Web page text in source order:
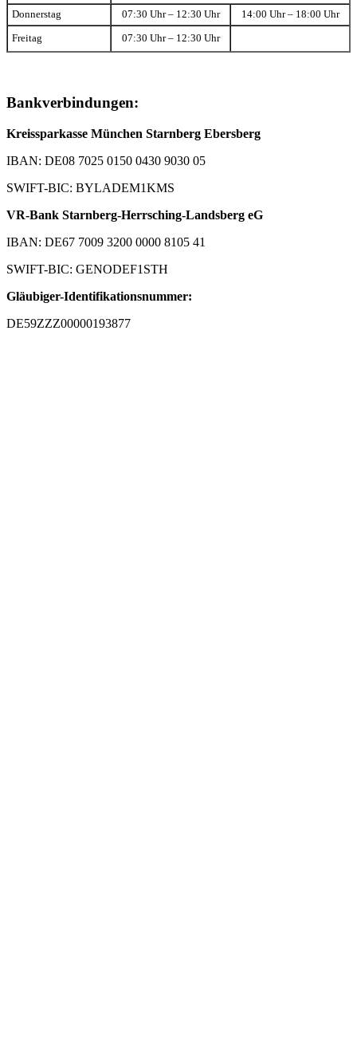
Donnerstag 07:30 Uhr – 12:30 Uhr 14:00 Uhr – 18:00 Uhr
Freitag 07:30 Uhr – 12:30 Uhr
Bankverbindungen:
Kreissparkasse München Starnberg Ebersberg
IBAN: DE08 7025 0150 0430 9030 05
SWIFT-BIC: BYLADEM1KMS
VR-Bank Starnberg-Herrsching-Landsberg eG
IBAN: DE67 7009 3200 0000 8105 41
SWIFT-BIC: GENODEF1STH
Gläubiger-Identifikationsnummer:
DE59ZZZ00000193877